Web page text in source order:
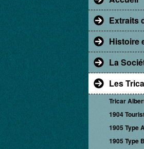
Extraits
Histoire
La
Les
Tricar
1904
1905 Type
1905 Type B